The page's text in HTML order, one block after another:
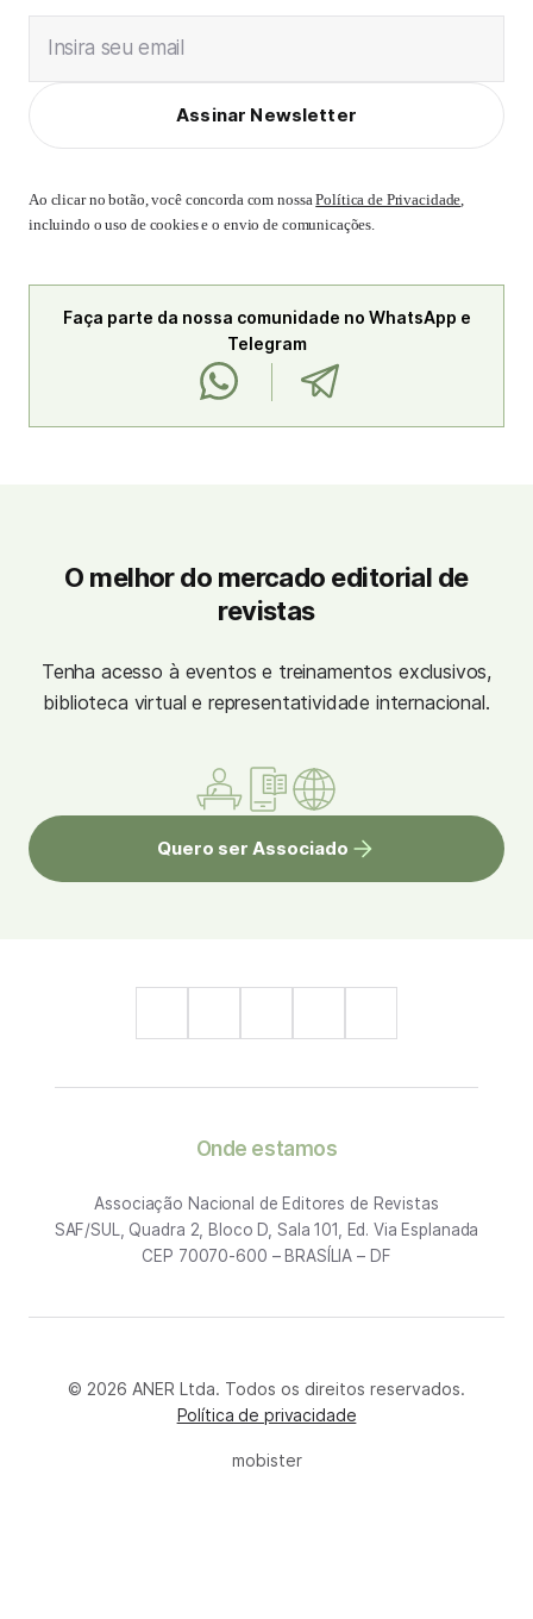
Insira seu email
Assinar Newsletter
Ao clicar no botão, você concorda com nossaPolítica de Privacidade,
incluindo o uso de cookies e o envio de comunicações.
Faça parte da nossa comunidade no WhatsApp e
Telegram
O melhor do mercado editorial de
revistas
Tenha acesso à eventos e treinamentos exclusivos,
biblioteca virtual e representatividade internacional.
Quero ser Associado
Onde estamos
Associação Nacional de Editores de Revistas
SAF/SUL, Quadra 2, Bloco D, Sala 101, Ed. Via Esplanada
CEP 70070-600 – BRASÍLIA – DF
© 2026 ANER Ltda. Todos os direitos reservados.
Política de privacidade
mobister